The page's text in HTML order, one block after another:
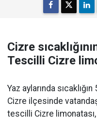
Cizre
Tescilli Cizre
Yaz aylarında
Cizre ilçesinde
tescilli Cizre